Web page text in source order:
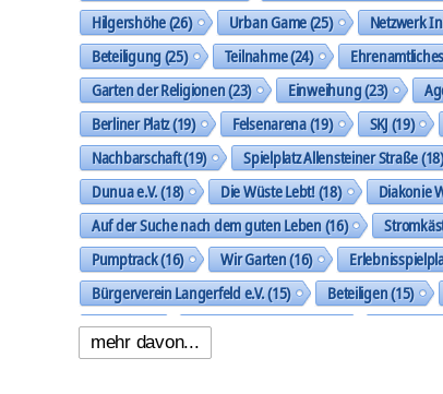
Hilgershöhe(26) Urban Game(25) Netzwerk
Beteiligung(25) Teilnahme(24)
Garten der Religionen(23) Einweihung(23)
Berliner Platz(19) Felsenarena(19) SKJ(19)
Nachbarschaft(19) Spielplatz Allensteiner Straße(18)
Dunua e.V.(18) Die Wüste Lebt!(18) Diakonie
Auf der Suche nach dem guten Leben(16)
Pumptrack(16) Wir Garten(16)
Bürgerverein Langerfeld e.V.(15) Beteiligen(15)
Ideen(14) Nachbarschaftspark
Handlungsfeld Städtebau und Stadtgestalt
mehr davon...